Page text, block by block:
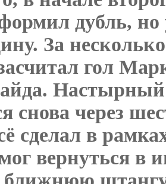
дубль, но
За
гол
снова через
сделал в
вернуться в